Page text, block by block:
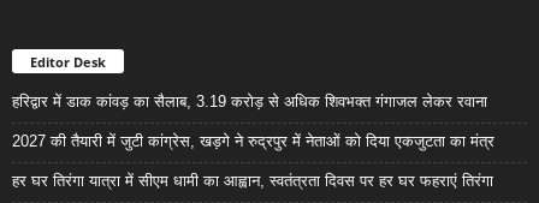
Editor Desk
हरिद्वार में डाक कांवड़ का सैलाब, 3.19 करोड़ से अधिक शिवभक्त गंगाजल लेकर रवाना
2027 की तैयारी में जुटी कांग्रेस, खड़गे ने रुद्रपुर में नेताओं को दिया एकजुटता का मंत्र
हर घर तिरंगा यात्रा में सीएम धामी का आह्वान, स्वतंत्रता दिवस पर हर घर फहराएं तिरंगा